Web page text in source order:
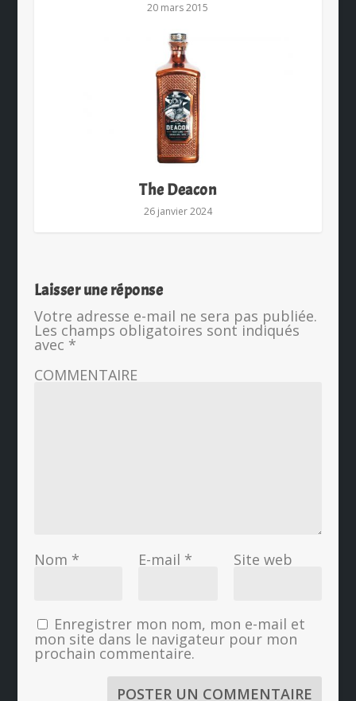
20 mars 2015
The Deacon
26 janvier 2024
Laisser une réponse
Votre adresse e-mail ne sera pas publiée.
Les champs obligatoires sont indiqués
avec *
COMMENTAIRE
Nom * E-mail * Site web
Enregistrer mon nom, mon e-mail et
mon site dans le navigateur pour mon
prochain commentaire.